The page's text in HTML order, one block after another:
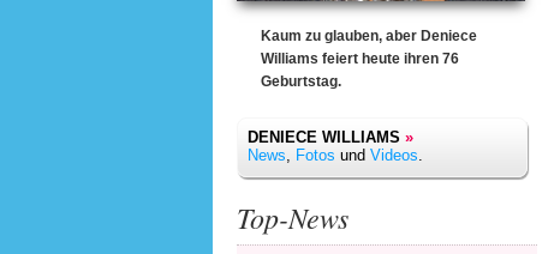
Kaum zu glauben, aber Deniece
Williams feiert heute ihren 76
Geburtstag.
DENIECE WILLIAMS »
News, Fotos und Videos.
Top-News